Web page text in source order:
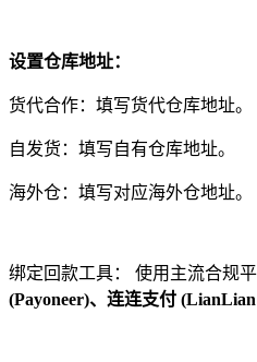
设置仓库地址：
货代合作：填写货代仓库地址。
自发货：填写自有仓库地址。
海外仓：填写对应海外仓地址。
绑定回款工具： 使用主流合规平
(Payoneer)、连连支付 (LianLian